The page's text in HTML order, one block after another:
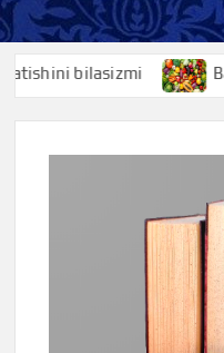
bilasizmi Baliq